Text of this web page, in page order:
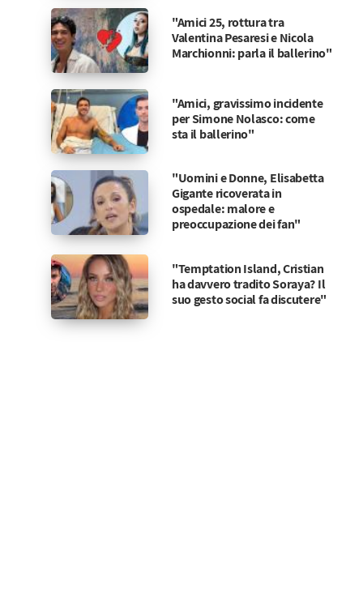
"Amici 25, rottura tra
Valentina Pesaresi e Nicola
Marchionni: parla il ballerino"
"Amici, gravissimo incidente
per Simone Nolasco: come
sta il ballerino"
"Uomini e Donne, Elisabetta
Gigante ricoverata in
ospedale: malore e
preoccupazione dei fan"
"Temptation Island, Cristian
ha davvero tradito Soraya? Il
suo gesto social fa discutere"